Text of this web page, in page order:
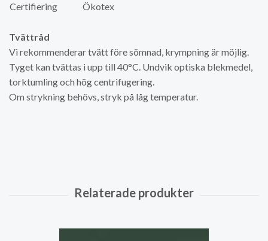
Certifiering
Ökotex
Tvättråd
Vi rekommenderar tvätt före sömnad, krympning är möjlig.
Tyget kan tvättas i upp till 40°C. Undvik optiska blekmedel,
torktumling och hög centrifugering.
Om strykning behövs, stryk på låg temperatur.